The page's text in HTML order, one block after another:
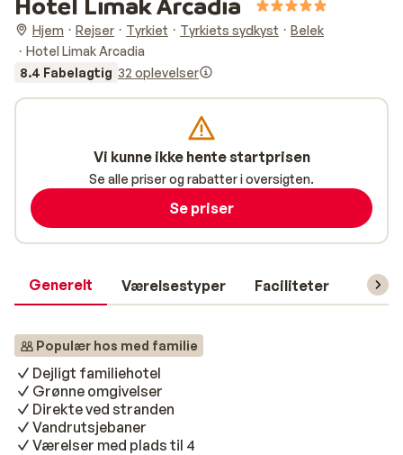
Hjem Rejser Tyrkiet Tyrkiets sydkyst
Belek
Hotel Limak Arcadia
8.4 Fabelagtig 32 oplevelser
Generelt Værelsestyper Faciliteter
Populær hos med familie
Dejligt familiehotel
Grønne omgivelser
Direkte ved stranden
Vandrutsjebaner
Værelser med plads til 4
Vi kunne ikke hente startprisen
Se alle priser og rabatter i oversigten.
Se priser